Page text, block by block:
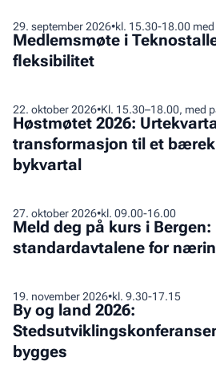
utgave
i
Oslo:
Få
på
standardavtalene
for
næringsleie
29. september 2026•kl. 15.30-18.00
Medlemsmøte i
fleksibilitet
Medlemsmøte
i
Teknostallen
lys,
luft
og
fleksibilitet
22. oktober 2026•Kl. 15.30–18.00, med
Høstmøtet 2026:
transformasjon til et
bykvartal
Høstmøtet
2026:
Urtekvartalet
transformasjon
til
og
levende
bykvartal
27. oktober 2026•kl. 09.00-16.00
Meld deg på kurs i
standardavtalene for
Meld
deg
på
i
Bergen:
Få
full
kontroll
19. november 2026•kl. 9.30-17.15
By og land 2026:
bygges
By
og
land
2026: